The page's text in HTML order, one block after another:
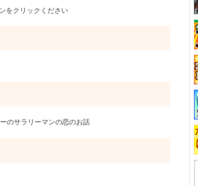
をクリックください
のサラリーマンの恋のお話